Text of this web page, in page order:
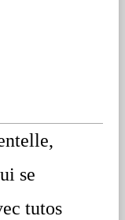
se
tutos